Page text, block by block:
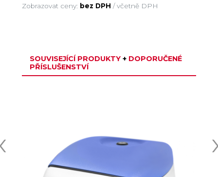
Zobrazovat ceny: bez DPH /včetně DPH
SOUVISEJÍCÍ PRODUKTY +DOPORUČENÉ
PŘÍSLUŠENSTVÍ